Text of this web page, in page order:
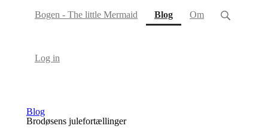
Bogen - The little Mermaid Blog(current)
Om
Log in
Blog
Brodøsens julefortællinger